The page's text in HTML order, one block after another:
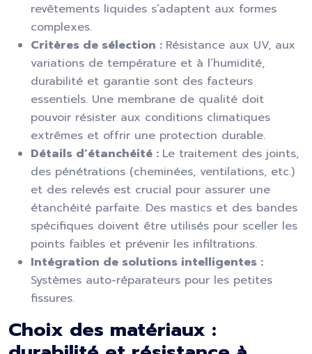
revêtements liquides s’adaptent aux formes
complexes.
Critères de sélection : Résistance aux UV, aux
variations de température et à l’humidité,
durabilité et garantie sont des facteurs
essentiels. Une membrane de qualité doit
pouvoir résister aux conditions climatiques
extrêmes et offrir une protection durable.
Détails d’étanchéité : Le traitement des joints,
des pénétrations (cheminées, ventilations, etc.)
et des relevés est crucial pour assurer une
étanchéité parfaite. Des mastics et des bandes
spécifiques doivent être utilisés pour sceller les
points faibles et prévenir les infiltrations.
Intégration de solutions intelligentes :
Systèmes auto-réparateurs pour les petites
fissures.
Choix des matériaux :